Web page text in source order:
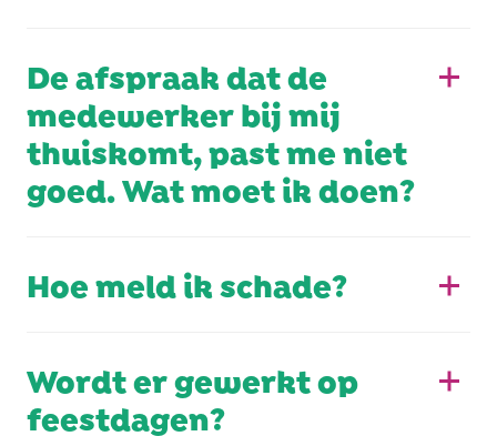
De afspraak dat de
medewerker bij mij
thuiskomt, past me niet
goed. Wat moet ik doen?
Hoe meld ik schade?
Wordt er gewerkt op
feestdagen?